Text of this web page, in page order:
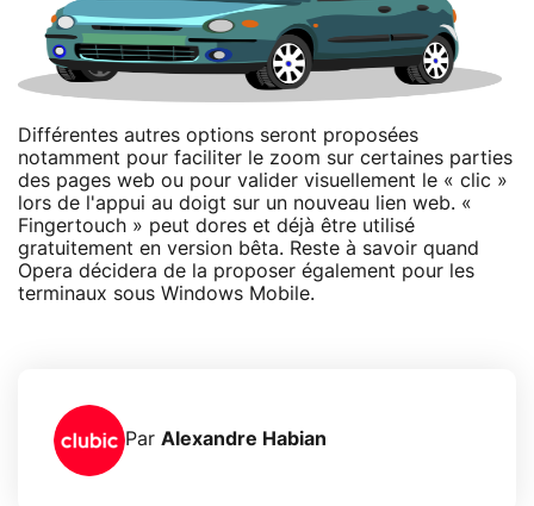
Différentes autres options seront proposées
notamment pour faciliter le zoom sur certaines parties
des pages web ou pour valider visuellement le « clic »
lors de l'appui au doigt sur un nouveau lien web. «
Fingertouch » peut dores et déjà être utilisé
gratuitement en version bêta. Reste à savoir quand
Opera décidera de la proposer également pour les
terminaux sous Windows Mobile.
Par Alexandre Habian